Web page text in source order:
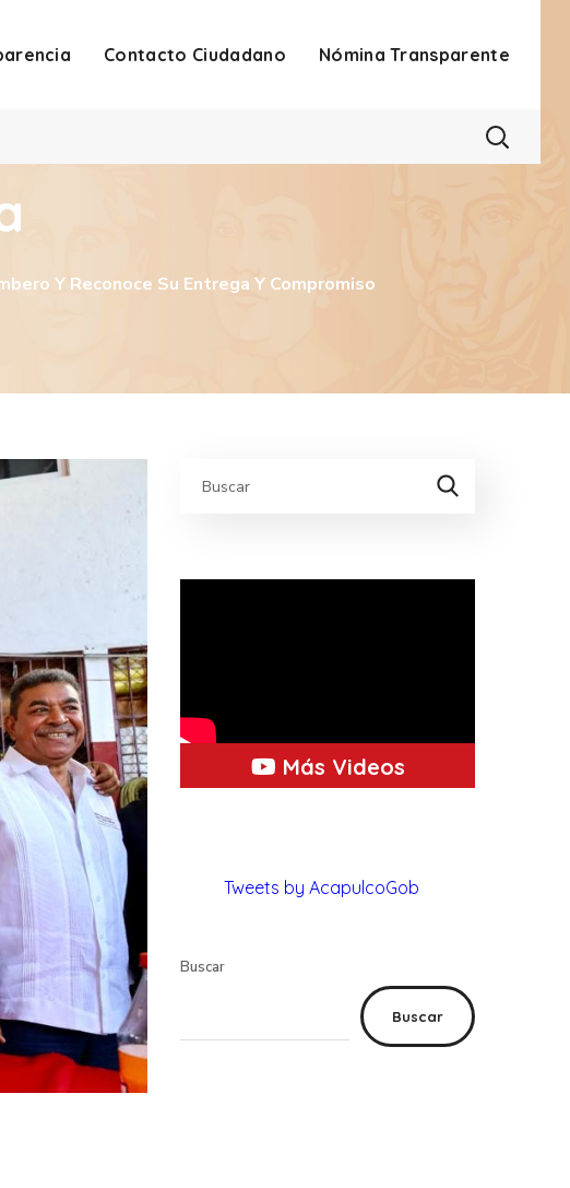
Contacto Ciudadano Nómina Transparente
Y Reconoce Su Entrega Y Compromiso
Más Videos
Tweets by AcapulcoGob
Buscar
Buscar